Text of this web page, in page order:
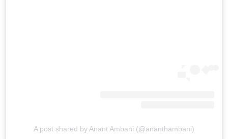
A post shared by Anant Ambani (@ananthambani)